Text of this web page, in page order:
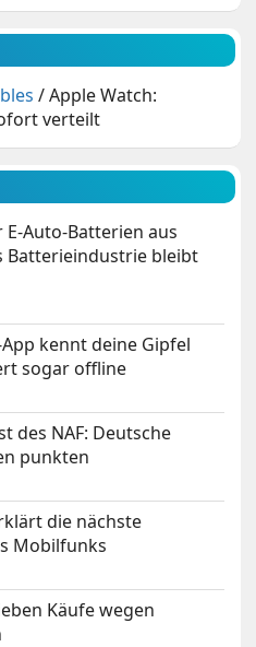
/Apple Watch:
verteilt
Auto-Batterien aus
Batterieindustrie bleibt
kennt deine Gipfel
sogar offline
des NAF: Deutsche
punkten
die nächste
Mobilfunks
Käufe wegen